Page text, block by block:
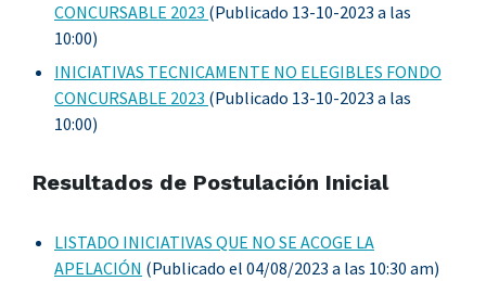
CONCURSABLE 2023 (Publicado 13-10-2023 a las
10:00)
INICIATIVAS TECNICAMENTE NO ELEGIBLES FONDO
CONCURSABLE 2023 (Publicado 13-10-2023 a las
10:00)
Resultados de Postulación Inicial
LISTADO INICIATIVAS QUE NO SE ACOGE LA
APELACIÓN (Publicado el 04/08/2023 a las 10:30 am)